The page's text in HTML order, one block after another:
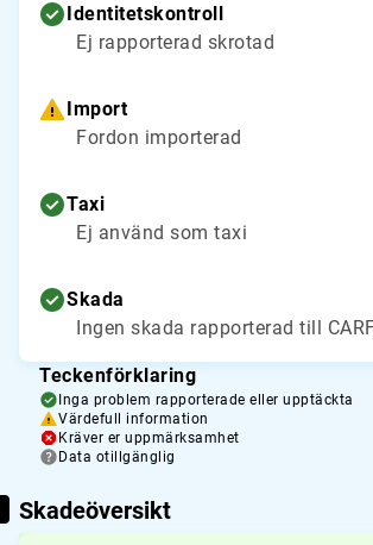
Identitetskontroll
Ej rapporterad skrotad
Import
Fordon importerad
Taxi
Ej använd som taxi
Skada
Ingen skada rapporterad till
Teckenförklaring
Inga problem rapporterade eller upptäckta
Värdefull information
Kräver er uppmärksamhet
Data otillgänglig
Skadeöversikt